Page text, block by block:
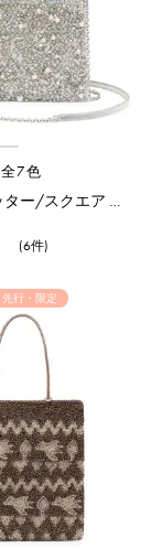
全7色
ペルラ グリッター/スクエア ミディアム/シルバー
(6件)
先行・限定